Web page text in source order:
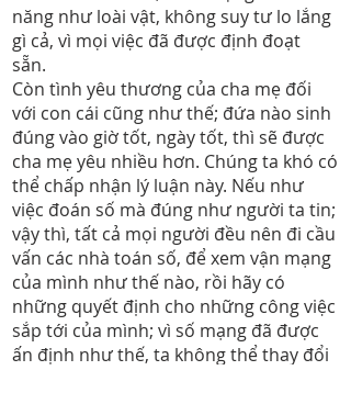
năng như loài vật, không suy tư lo lắng
gì cả, vì mọi việc đã được định đoạt
sẵn.
Còn tình yêu thương của cha mẹ đối
với con cái cũng như thế; đứa nào sinh
đúng vào giờ tốt, ngày tốt, thì sẽ được
cha mẹ yêu nhiều hơn. Chúng ta khó có
thể chấp nhận lý luận này. Nếu như
việc đoán số mà đúng như người ta tin;
vậy thì, tất cả mọi người đều nên đi cầu
vấn các nhà toán số, để xem vận mạng
của mình như thế nào, rồi hãy có
những quyết định cho những công việc
sắp tới của mình; vì số mạng đã được
ấn định như thế, ta không thể thay đổi